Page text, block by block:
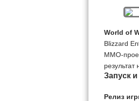
World of
Blizzard
MMO-
Запуск
Релиз